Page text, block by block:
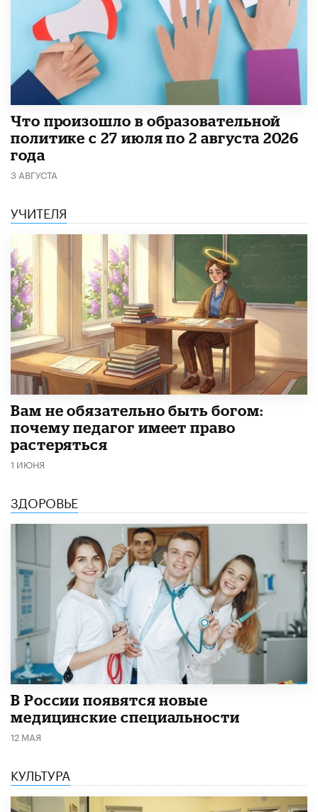
​Что произошло в образовательной
политике с 27 июля по 2 августа 2026
года
3 АВГУСТА
УЧИТЕЛЯ
​Вам не обязательно быть богом:
почему педагог имеет право
растеряться
1 ИЮНЯ
ЗДОРОВЬЕ
В России появятся новые
медицинские специальности
12 МАЯ
КУЛЬТУРА